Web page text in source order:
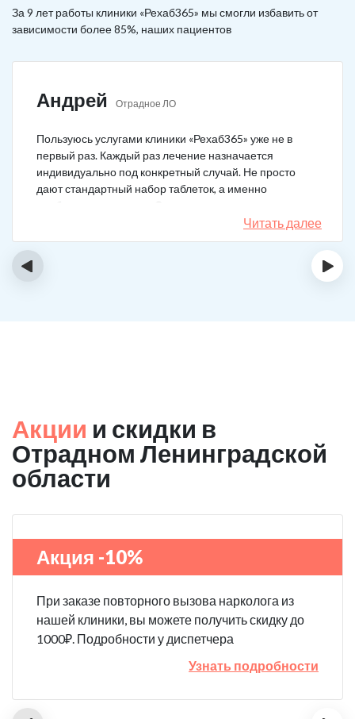
За 9 лет работы клиники «Рехаб365» мы смогли избавить от
зависимости более 85%, наших пациентов
Андрей Отрадное ЛО
Пользуюсь услугами клиники «Рехаб365» уже не в
первый раз. Каждый раз лечение назначается
индивидуально под конкретный случай. Не просто
дают стандартный набор таблеток, а именно
подбирается лечение. Специально сравнил
назначения, они отличаются. Клиника делает скидку
на последующие вызовы за оставленный отзыв! Я
Читать далее
‹ ›
Акции и скидки в
Отрадном Ленинградской
области
Акция -10%
При заказе повторного вызова нарколога из
нашей клиники, вы можете получить скидку до
1000₽. Подробности у диспетчера
Узнать подробности